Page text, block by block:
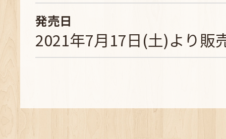
発売日
2021年7月17日(土)より販